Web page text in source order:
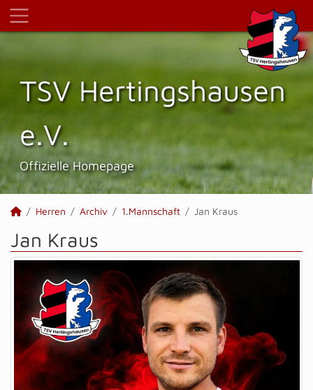
TSV Hertings­hausen
e.V.
Offizielle Homepage
Herren Archiv 1.Mannschaft Jan Kraus
Jan Kraus